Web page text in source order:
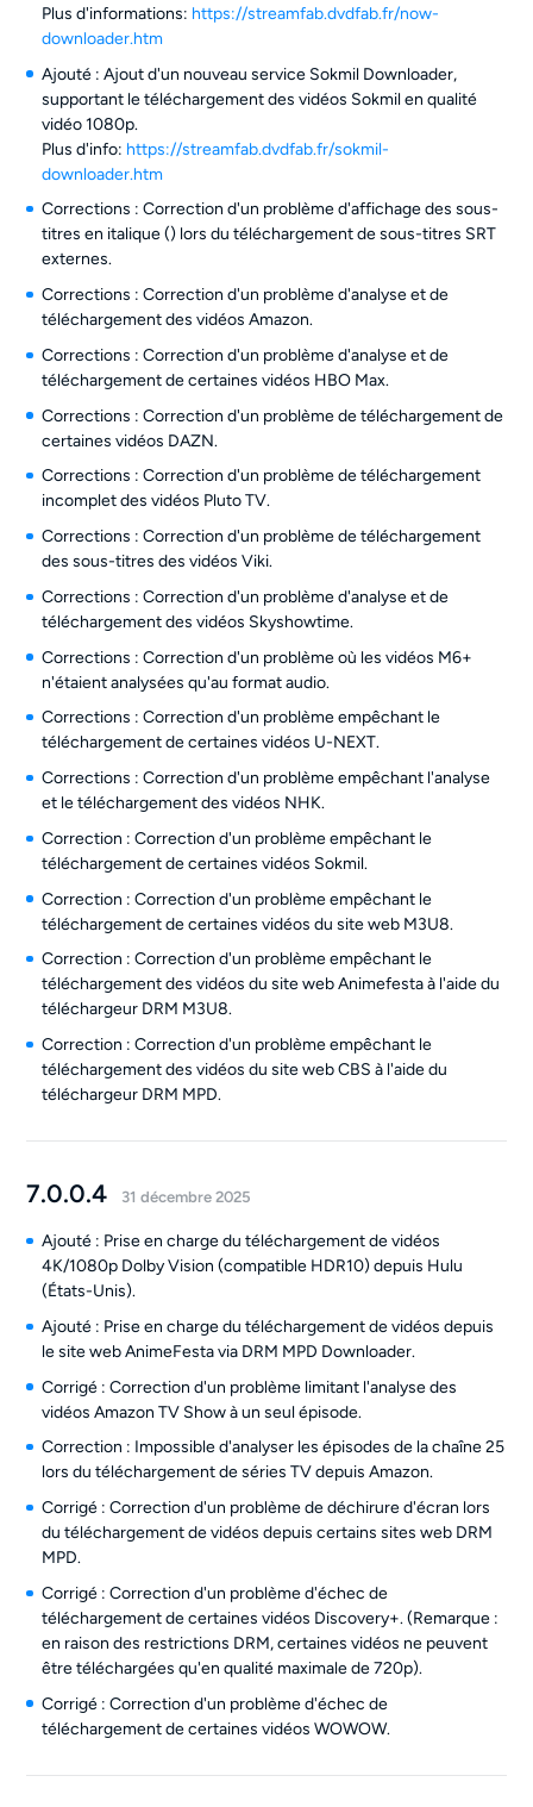
Plus d'informations: https://streamfab.dvdfab.fr/now-
downloader.htm
Ajouté : Ajout d'un nouveau service Sokmil Downloader,
supportant le téléchargement des vidéos Sokmil en qualité
vidéo 1080p.
Plus d'info: https://streamfab.dvdfab.fr/sokmil-
downloader.htm
Corrections : Correction d'un problème d'affichage des sous-
titres en italique () lors du téléchargement de sous-titres SRT
externes.
Corrections : Correction d'un problème d'analyse et de
téléchargement des vidéos Amazon.
Corrections : Correction d'un problème d'analyse et de
téléchargement de certaines vidéos HBO Max.
Corrections : Correction d'un problème de téléchargement de
certaines vidéos DAZN.
Corrections : Correction d'un problème de téléchargement
incomplet des vidéos Pluto TV.
Corrections : Correction d'un problème de téléchargement
des sous-titres des vidéos Viki.
Corrections : Correction d'un problème d'analyse et de
téléchargement des vidéos Skyshowtime.
Corrections : Correction d'un problème où les vidéos M6+
n'étaient analysées qu'au format audio.
Corrections : Correction d'un problème empêchant le
téléchargement de certaines vidéos U-NEXT.
Corrections : Correction d'un problème empêchant l'analyse
et le téléchargement des vidéos NHK.
Correction : Correction d'un problème empêchant le
téléchargement de certaines vidéos Sokmil.
Correction : Correction d'un problème empêchant le
téléchargement de certaines vidéos du site web M3U8.
Correction : Correction d'un problème empêchant le
téléchargement des vidéos du site web Animefesta à l'aide du
téléchargeur DRM M3U8.
Correction : Correction d'un problème empêchant le
téléchargement des vidéos du site web CBS à l'aide du
téléchargeur DRM MPD.
7.0.0.4 31 décembre 2025
Ajouté : Prise en charge du téléchargement de vidéos
4K/1080p Dolby Vision (compatible HDR10) depuis Hulu
(États-Unis).
Ajouté : Prise en charge du téléchargement de vidéos depuis
le site web AnimeFesta via DRM MPD Downloader.
Corrigé : Correction d'un problème limitant l'analyse des
vidéos Amazon TV Show à un seul épisode.
Correction : Impossible d'analyser les épisodes de la chaîne 25
lors du téléchargement de séries TV depuis Amazon.
Corrigé : Correction d'un problème de déchirure d'écran lors
du téléchargement de vidéos depuis certains sites web DRM
MPD.
Corrigé : Correction d'un problème d'échec de
téléchargement de certaines vidéos Discovery+. (Remarque :
en raison des restrictions DRM, certaines vidéos ne peuvent
être téléchargées qu'en qualité maximale de 720p).
Corrigé : Correction d'un problème d'échec de
téléchargement de certaines vidéos WOWOW.